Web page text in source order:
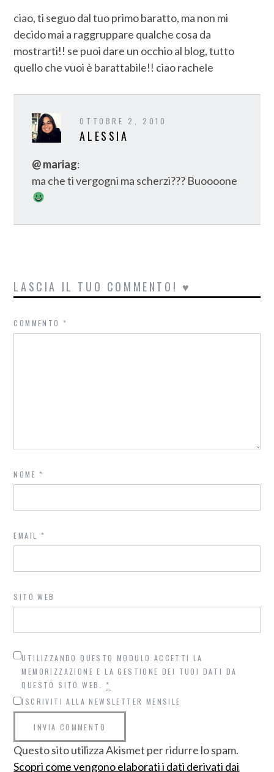
ciao, ti seguo dal tuo primo baratto, ma non mi
decido mai a raggruppare qualche cosa da
mostrarti!! se puoi dare un occhio al blog, tutto
quello che vuoi è barattabile!! ciao rachele
OTTOBRE 2, 2010
ALESSIA
@ mariag:
ma che ti vergogni ma scherzi??? Buoooone
LASCIA IL TUO COMMENTO! ♥
COMMENTO*
NOME*
EMAIL *
SITO WEB
UTILIZZANDO QUESTO MODULO ACCETTI LA
MEMORIZZAZIONE E LA GESTIONE DEI TUOI DATI DA
QUESTO SITO WEB.*
ISCRIVITI ALLA NEWSLETTER MENSILE
Questo sito utilizza Akismet per ridurre lo spam.
Scopri come vengono elaborati i dati derivati dai